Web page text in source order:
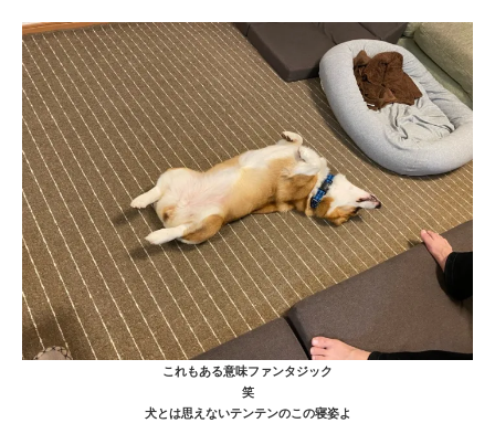
これもある意味ファンタジック
笑
犬とは思えないテンテンのこの寝姿よ